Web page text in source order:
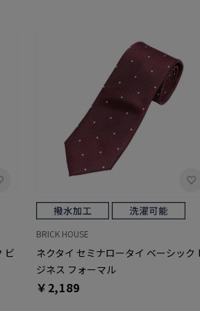
ビ
BRICK HOUSE
ネクタイ セミナロータイ ベーシック
ジネス フォーマル
￥2,189